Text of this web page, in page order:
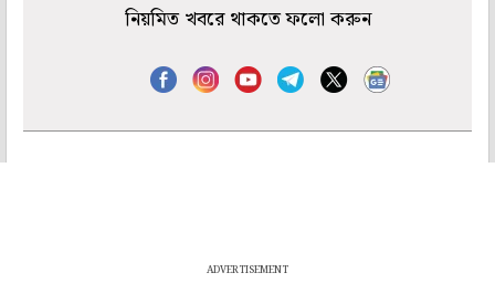
নিয়মিত খবরে থাকতে ফলো করুন
ADVERTISEMENT